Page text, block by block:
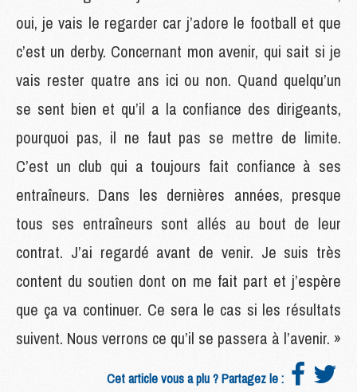
oui, je vais le regarder car j’adore le football et que
c’est un derby. Concernant mon avenir, qui sait si je
vais rester quatre ans ici ou non. Quand quelqu’un
se sent bien et qu’il a la confiance des dirigeants,
pourquoi pas, il ne faut pas se mettre de limite.
C’est un club qui a toujours fait confiance à ses
entraîneurs. Dans les dernières années, presque
tous ses entraîneurs sont allés au bout de leur
contrat. J’ai regardé avant de venir. Je suis très
content du soutien dont on me fait part et j’espère
que ça va continuer. Ce sera le cas si les résultats
suivent. Nous verrons ce qu’il se passera à l’avenir. »
Cet article vous a plu ? Partagez le :